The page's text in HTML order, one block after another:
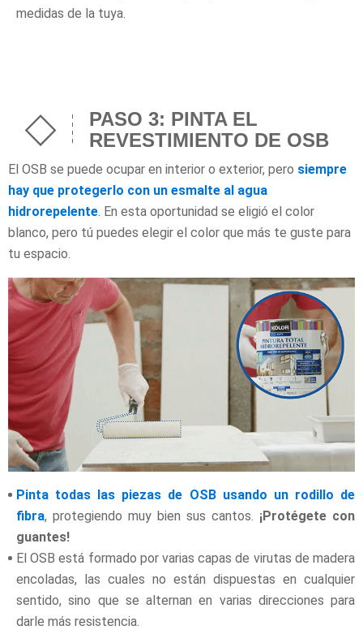
medidas de la tuya.
PASO 3: PINTA EL
REVESTIMIENTO DE OSB
El OSB se puede ocupar en interior o exterior, pero siempre
hay que protegerlo con un esmalte al agua
hidrorepelente. En esta oportunidad se eligió el color
blanco, pero tú puedes elegir el color que más te guste para
tu espacio.
Pinta todas las piezas de OSB usando un rodillo de
fibra, protegiendo muy bien sus cantos.
¡Protégete con
guantes!
El OSB está formado por varias capas de virutas de madera
encoladas, las cuales no están dispuestas en cualquier
sentido, sino que se alternan en varias direcciones para
darle más resistencia.